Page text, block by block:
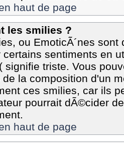
haut de page
les smilies ?
ou EmoticÃ´nes
certains sentiments en
signifie triste. Vous
de la composition d'un
ces smilies, car ils
pourrait dÃ©cider
haut de page